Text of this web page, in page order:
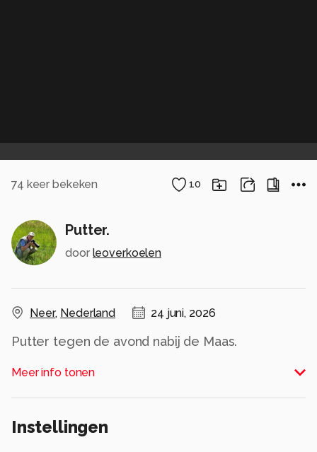
74 keer bekeken 10
Putter.
door leoverkoelen
Neer, Nederland 24 juni, 2026
Putter tegen de avond nabij de Maas.
Alle rechten voorbehouden
Meer info tonen
Instellingen